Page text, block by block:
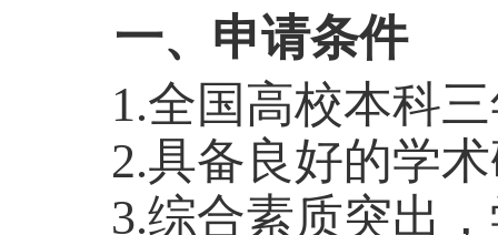
一、申请条件
1.全国高校本科
2.具备良好的学
3.综合素质突出